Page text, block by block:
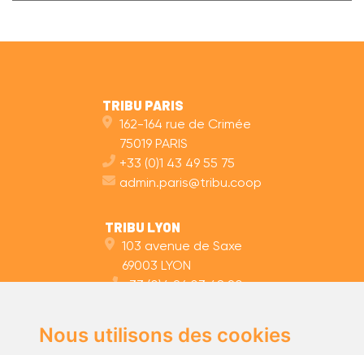
Nous utilisons des cookies
TRIBU PARIS
162-164 rue de Crimée
75019 PARIS
+33 (0)1 43 49 55 75
admin.paris@tribu.coop
TRIBU LYON
103 avenue de Saxe
69003 LYON
+33 (0)4 26 03 48 20